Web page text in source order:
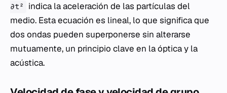
∂t² indica la aceleración de las partículas del
medio. Esta ecuación es lineal, lo que significa que
dos ondas pueden superponerse sin alterarse
mutuamente, un principio clave en la óptica y la
acústica.